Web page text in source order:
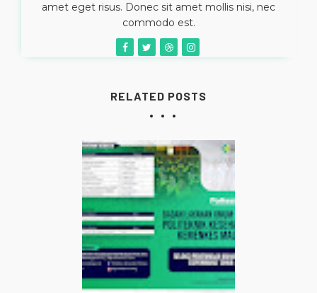
amet eget risus. Donec sit amet mollis nisi, nec
commodo est.
RELATED POSTS